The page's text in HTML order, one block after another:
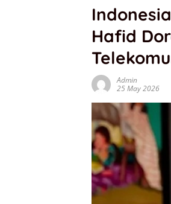
Hafid
Admin
25 May 2026